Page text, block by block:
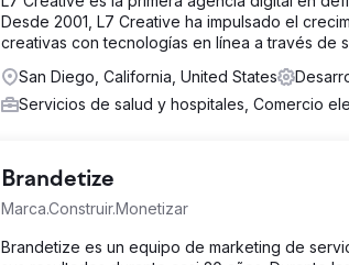
Desde 2001, L7 Creative ha impulsado el
creativas con tecnologías en línea a través de
San Diego, California, United States
Servicios de salud y hospitales, Comercio
Brandetize
Marca.Construir.Monetizar
Brandetize es un equipo de marketing de